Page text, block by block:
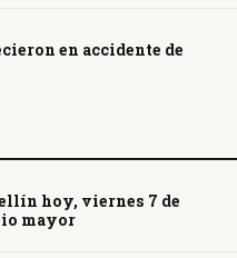
en accidente de
hoy, viernes 7 de
mayor